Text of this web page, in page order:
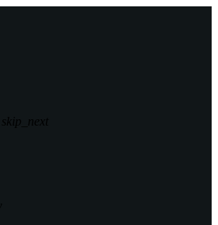
skip_next